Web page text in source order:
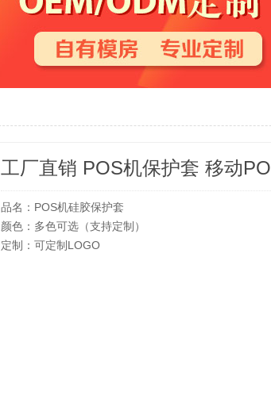
品名：POS机硅胶保护套
颜色：多色可选（支持定制）
定制：可定制LOGO